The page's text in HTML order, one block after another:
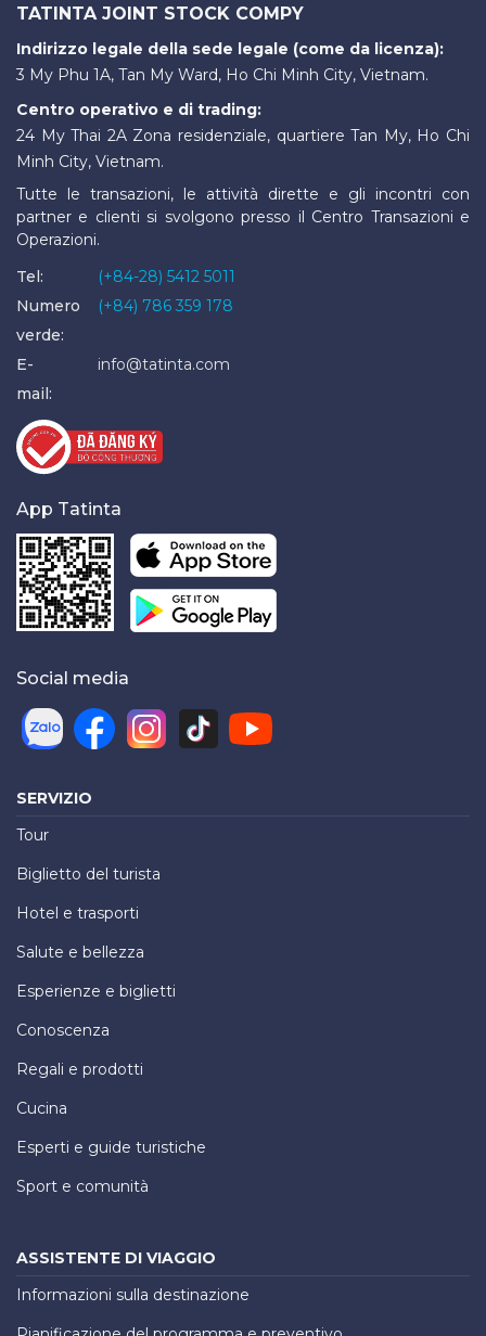
TATINTA JOINT STOCK COMPY
Indirizzo legale della sede legale (come da licenza):
3 My Phu 1A, Tan My Ward, Ho Chi Minh City, Vietnam.
Centro operativo e di trading:
24 My Thai 2A Zona residenziale, quartiere Tan My, Ho Chi
Minh City, Vietnam.
Tutte le transazioni, le attività dirette e gli incontri con
partner e clienti si svolgono presso il Centro Transazioni e
Operazioni.
Tel:
(+84-28) 5412 5011
Numero
verde:
(+84) 786 359 178
E-
mail:
info@tatinta.com
App Tatinta
Social media
SERVIZIO
Tour
Biglietto del turista
Hotel e trasporti
Salute e bellezza
Esperienze e biglietti
Conoscenza
Regali e prodotti
Cucina
Esperti e guide turistiche
Sport e comunità
ASSISTENTE DI VIAGGIO
Informazioni sulla destinazione